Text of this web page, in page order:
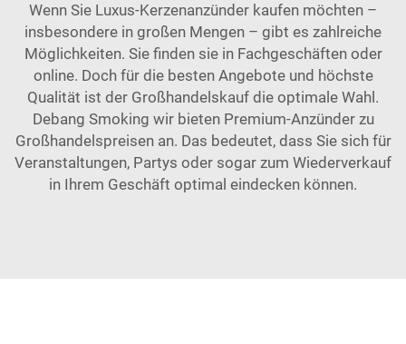
Wenn Sie Luxus-Kerzenanzünder kaufen möchten –
insbesondere in großen Mengen – gibt es zahlreiche
Möglichkeiten. Sie finden sie in Fachgeschäften oder
online. Doch für die besten Angebote und höchste
Qualität ist der Großhandelskauf die optimale Wahl.
Debang Smoking wir bieten Premium-Anzünder zu
Großhandelspreisen an. Das bedeutet, dass Sie sich für
Veranstaltungen, Partys oder sogar zum Wiederverkauf
in Ihrem Geschäft optimal eindecken können.